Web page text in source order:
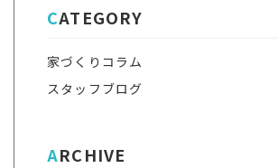
CATEGORY
家づくりコラム
スタッフブログ
ARCHIVE